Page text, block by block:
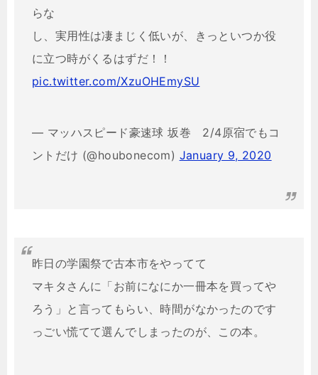
らな
し、実用性は凄まじく低いが、きっといつか役
に立つ時がくるはずだ！！
pic.twitter.com/XzuOHEmySU
— マッハスピード豪速球 坂巻 2/4原宿でもコ
ントだけ (@houbonecom) January 9, 2020
昨日の学園祭で古本市をやってて
マキタさんに「お前になにか一冊本を買ってや
ろう」と言ってもらい、時間がなかったのです
っごい慌てて選んでしまったのが、この本。